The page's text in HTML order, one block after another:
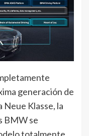
generación de
Neue Klasse, la
BMW se